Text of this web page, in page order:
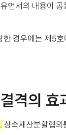
언서의 내용이 공
경우에는 제5
격의 효
상속재산분할협의